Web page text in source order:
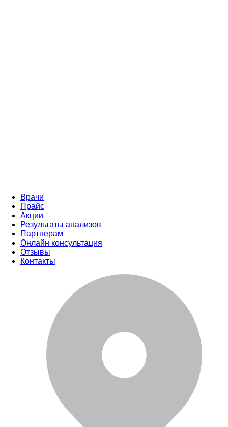
Врачи
Прайс
Акции
Результаты анализов
Партнерам
Онлайн консультация
Отзывы
Контакты